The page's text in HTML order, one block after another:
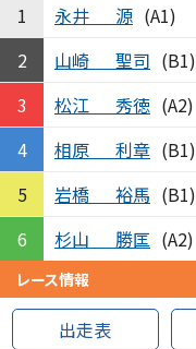
1 永井 源 (A1)
2
山崎 聖司 (B1)
3
松江 秀徳 (A2)
4
相原 利章 (B1)
5
岩橋 裕馬 (B1)
6
杉山 勝匡 (A2)
レース情報
出走表